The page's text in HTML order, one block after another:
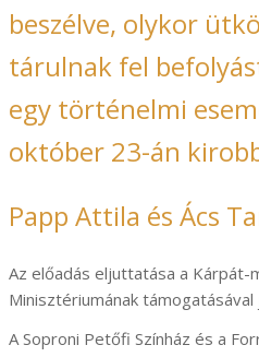
beszélve, olykor
tárulnak fel
egy történelmi
október 23-án
Papp Attila és Ács
Az előadás eljuttatása a Kárpát-
Minisztériumának
A Soproni Petőfi Színház és a